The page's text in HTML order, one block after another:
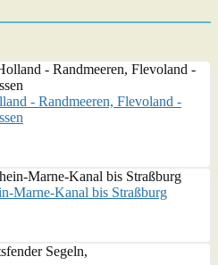
- Randmeeren, Flevoland -
Marne-Kanal bis Straßburg